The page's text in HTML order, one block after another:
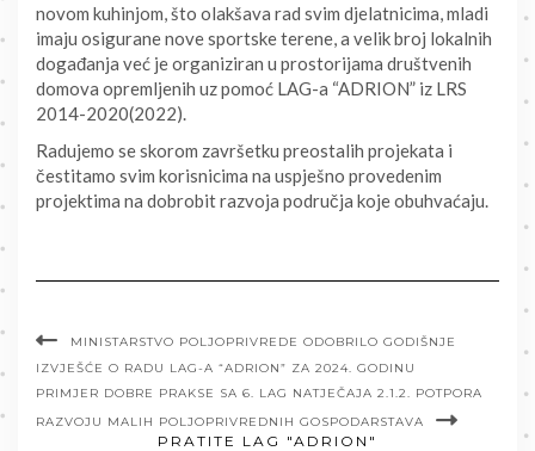
novom kuhinjom, što olakšava rad svim djelatnicima, mladi
imaju osigurane nove sportske terene, a velik broj lokalnih
događanja već je organiziran u prostorijama društvenih
domova opremljenih uz pomoć LAG-a “ADRION” iz LRS
2014-2020(2022).
Radujemo se skorom završetku preostalih projekata i
čestitamo svim korisnicima na uspješno provedenim
projektima na dobrobit razvoja područja koje obuhvaćaju.
MINISTARSTVO POLJOPRIVREDE ODOBRILO GODIŠNJE
IZVJEŠĆE O RADU LAG-A “ADRION” ZA 2024. GODINU
PRIMJER DOBRE PRAKSE SA 6. LAG NATJEČAJA 2.1.2. POTPORA
RAZVOJU MALIH POLJOPRIVREDNIH GOSPODARSTAVA
PRATITE LAG "ADRION"